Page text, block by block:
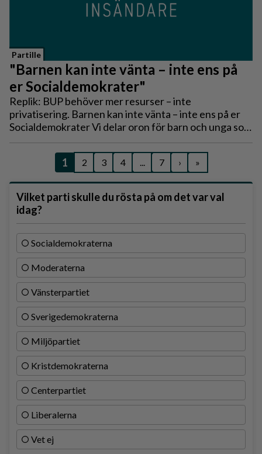
Partille
"Barnen kan inte vänta – inte ens på
er Socialdemokrater"
Replik: BUP behöver mer resurser – inte
privatisering. Barnen kan inte vänta – inte ens på er
Socialdemokrater Vi delar oron för barn och unga som
far illa. Men vi delar inte analysen.
1
2 3 4 7 › »
Vilket parti skulle du rösta på om det var val
idag?
Socialdemokraterna
Moderaterna
Vänsterpartiet
Sverigedemokraterna
Miljöpartiet
Kristdemokraterna
Centerpartiet
Liberalerna
Vet ej